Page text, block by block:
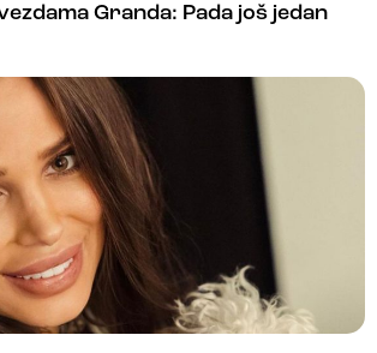
Granda: Pada još jedan